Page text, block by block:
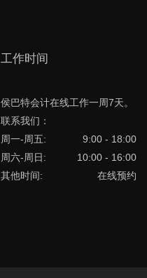
工作时间
侯巴特会计在线工作一周7天。
联系我们：
周一-周五:
9:00 - 18:00
周六-周日:
10:00 - 16:00
其他时间:
在线预约